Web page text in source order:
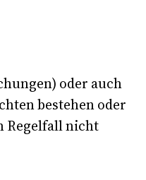
oder auch
bestehen oder
Regelfall nicht